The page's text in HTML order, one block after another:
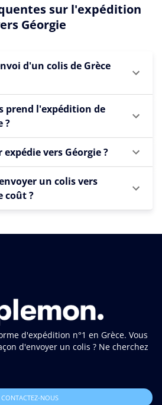
sur l'expédition
Géorgie
d'un colis de Grèce
prend l'expédition de
?
vers Géorgie ?
un colis vers
coût ?
d'expédition n°1 en Grèce. Vous
d'envoyer un colis ? Ne cherchez
CONTACTEZ-NOUS